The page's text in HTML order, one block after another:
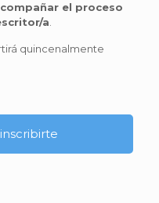
el proceso
a
quincenalmente